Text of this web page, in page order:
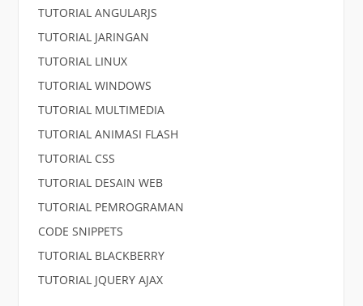
TUTORIAL ANGULARJS
TUTORIAL JARINGAN
TUTORIAL LINUX
TUTORIAL WINDOWS
TUTORIAL MULTIMEDIA
TUTORIAL ANIMASI FLASH
TUTORIAL CSS
TUTORIAL DESAIN WEB
TUTORIAL PEMROGRAMAN
CODE SNIPPETS
TUTORIAL BLACKBERRY
TUTORIAL JQUERY AJAX